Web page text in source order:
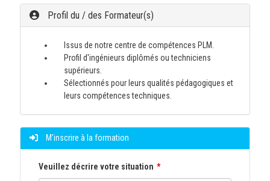
Profil du / des Formateur(s)
Issus de notre centre de compétences PLM.
Profil d'ingénieurs diplômés ou techniciens
supérieurs.
Sélectionnés pour leurs qualités pédagogiques et
leurs compétences techniques.
M'inscrire à la formation
Veuillez décrire votre situation